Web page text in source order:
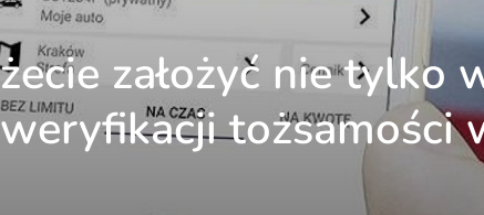
założyć nie tylko
tożsamości